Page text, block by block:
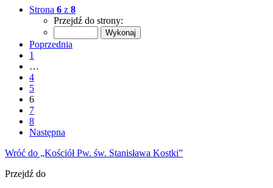
Strona 6 z 8
Przejdź do strony:
Poprzednia
1
…
4
5
6
7
8
Następna
Wróć do „Kościół Pw. św. Stanisława Kostki”
Przejdź do